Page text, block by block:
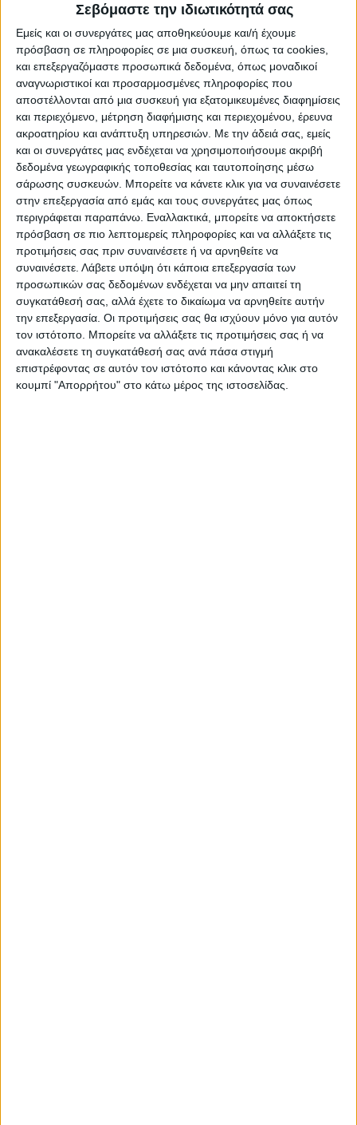
Σεβόμαστε την ιδιωτικότητά σας
Εμείς και οι συνεργάτες μας αποθηκεύουμε και/ή έχουμε
πρόσβαση σε πληροφορίες σε μια συσκευή, όπως τα cookies,
και επεξεργαζόμαστε προσωπικά δεδομένα, όπως μοναδικοί
αναγνωριστικοί και προσαρμοσμένες πληροφορίες που
αποστέλλονται από μια συσκευή για εξατομικευμένες διαφημίσεις
και περιεχόμενο, μέτρηση διαφήμισης και περιεχομένου, έρευνα
ακροατηρίου και ανάπτυξη υπηρεσιών. Με την άδειά σας, εμείς
και οι συνεργάτες μας ενδέχεται να χρησιμοποιήσουμε ακριβή
δεδομένα γεωγραφικής τοποθεσίας και ταυτοποίησης μέσω
σάρωσης συσκευών. Μπορείτε να κάνετε κλικ για να συναινέσετε
στην επεξεργασία από εμάς και τους συνεργάτες μας όπως
περιγράφεται παραπάνω. Εναλλακτικά, μπορείτε να αποκτήσετε
πρόσβαση σε πιο λεπτομερείς πληροφορίες και να αλλάξετε τις
προτιμήσεις σας πριν συναινέσετε ή να αρνηθείτε να
συναινέσετε. Λάβετε υπόψη ότι κάποια επεξεργασία των
προσωπικών σας δεδομένων ενδέχεται να μην απαιτεί τη
συγκατάθεσή σας, αλλά έχετε το δικαίωμα να αρνηθείτε αυτήν
την επεξεργασία. Οι προτιμήσεις σας θα ισχύουν μόνο για αυτόν
τον ιστότοπο. Μπορείτε να αλλάξετε τις προτιμήσεις σας ή να
ανακαλέσετε τη συγκατάθεσή σας ανά πάσα στιγμή
επιστρέφοντας σε αυτόν τον ιστότοπο και κάνοντας κλικ στο
κουμπί "Απορρήτου" στο κάτω μέρος της ιστοσελίδας.
Το Φεστιβάλ Αντίπερα διοργανώνεται για
δεύτερη χρονιά στη λίμνη Πολυφύτου, δίπλα
από την Υψηλή γέφυρα Σερβίων από την
Παρασκευή 20 έως την Κυριακή 22 Σεπτεμβρίου
2024. Οι συμμετέχοντες καλλιτέχνες θα
βρίσκονται σε Κοζάνη – Σέρβια και Βελβεντό από
Σάββατο 14 Σεπτεμβρίου 2024.